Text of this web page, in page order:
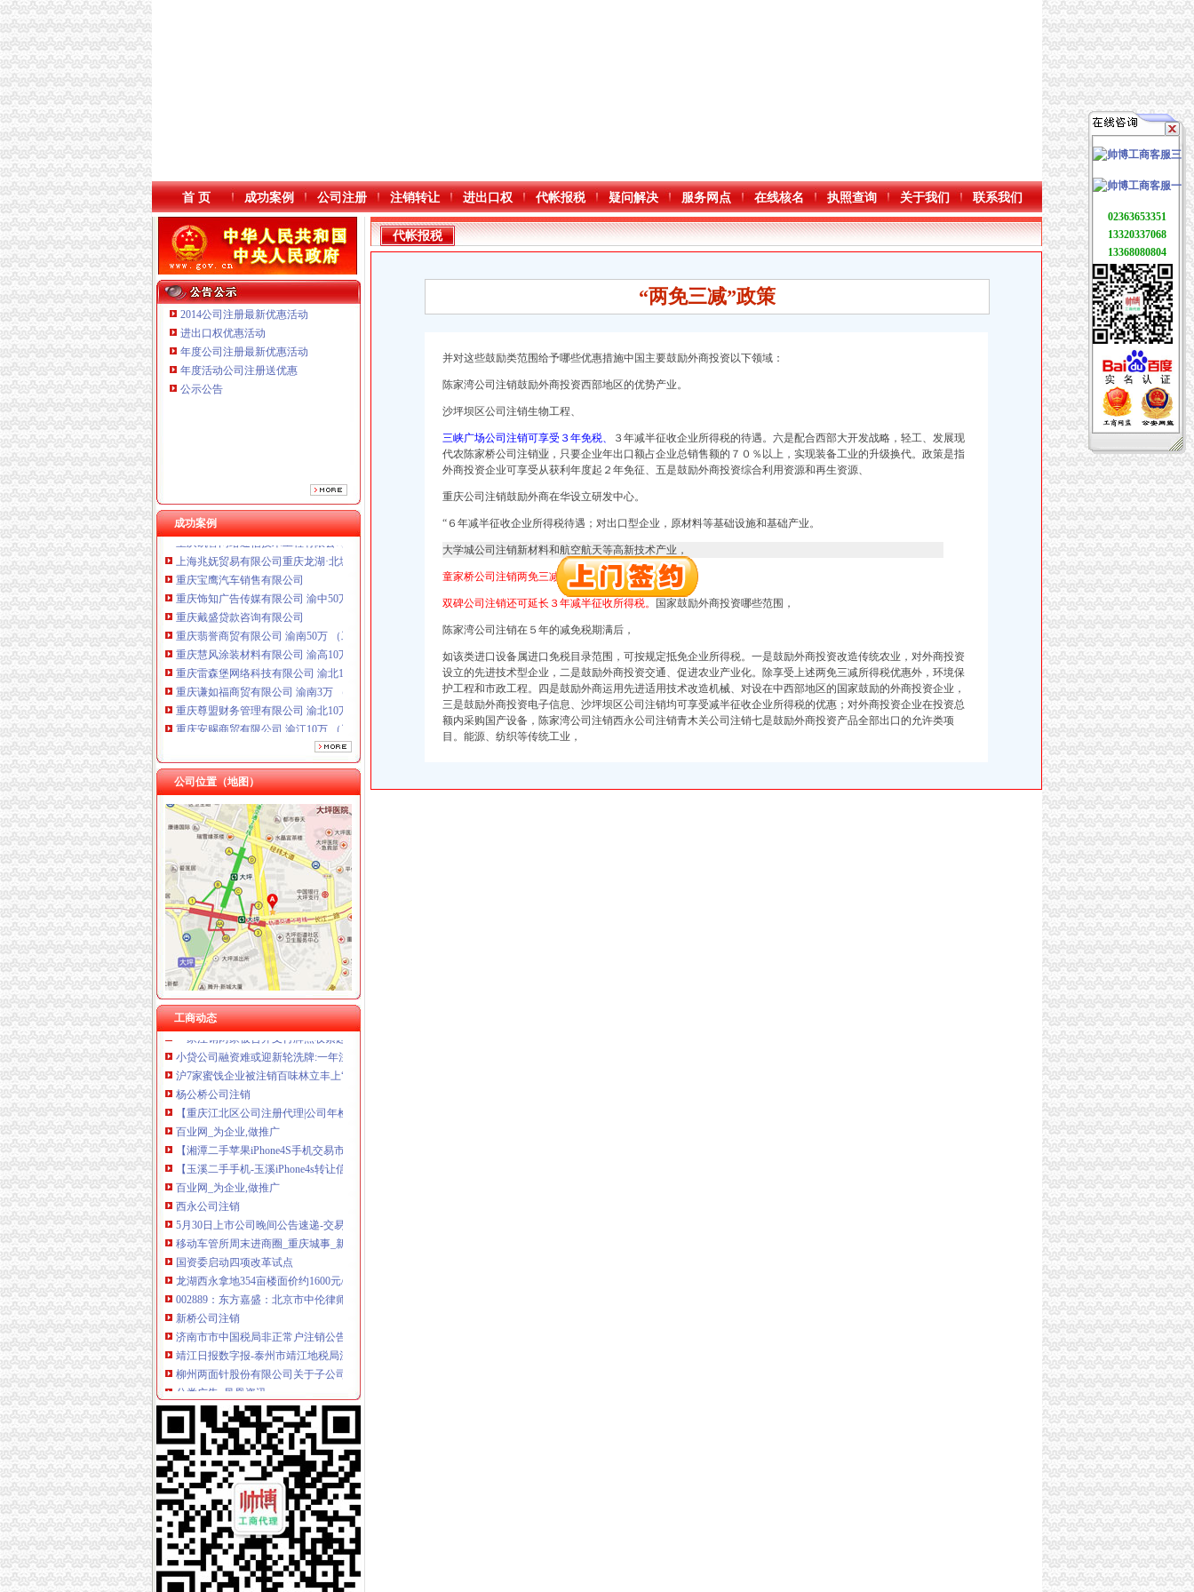
首 页 成功案例 公司注册 注销转让 进出口权 代帐报税 疑问解决 服务网点 在线核名 执照查询 关于我们 联系我们
2014公司注册最新优惠活动
进出口权优惠活动
年度公司注册最新优惠活动
年度活动公司注册送优惠
公示公告
成功案例
重庆宝鹰汽车销售有限公司
重庆饰知广告传媒有限公司 渝中50万 （工商注册）
重庆戴盛贷款咨询有限公司
重庆尊盟财务管理有限公司 渝北10万 （工商注册）
重庆安赐商贸有限公司 渝江10万 （工商注册）
重庆凯誉网络通信技术工程有限公司渝中分公司 （工商注册）
上海兆妩贸易有限公司重庆龙湖·北城天街分公司 （工商注册）
重庆宝鹰汽车销售有限公司
重庆饰知广告传媒有限公司 渝中50万 （工商注册）
重庆戴盛贷款咨询有限公司
重庆翡誉商贸有限公司 渝南50万 （工商注册）
重庆慧风涂装材料有限公司 渝高10万 （工商注册）
重庆雷森堡网络科技有限公司 渝北10万 （工商注册）
重庆谦如福商贸有限公司 渝南3万 （公司转让）
重庆尊盟财务管理有限公司 渝北10万 （工商注册）
重庆安赐商贸有限公司 渝江10万 （工商注册）
重庆凯誉网络通信技术工程有限公司渝中分公司 （工商注册）
上海兆妩贸易有限公司重庆龙湖·北城天街分公司 （工商注册）
公司位置（地图）
工商动态
【曾家两室一厅一卫|重庆二手房】-重庆房天下
重庆曾家附近站长招聘|重庆曾家附近站长职位信息汇总|重庆站长招聘
台中民宿~台中酒桶山曾家邨民宿
【2018年田家庵区曾家香功夫煲仔饭店新招聘信息_电话_地址】-赶
曾家老大VS曾老大,是不是同一个-家在深圳
曾家公司注销
第六批疑似失联募公布17家失联募已被注销_天天基金网
淮南公司注销：转让或合作教学淮南第一家甜品店家乐福巧芋工坊-淮
一家注销两家被合并支付牌照收紧趋势明显_IT_财经_中金在线
小贷公司融资难或迎新轮洗牌:一年注销超150家|瀚华|公司股东_凤凰
沪7家蜜饯企业被注销百味林立丰上“黑榜”_大申网_腾讯网
杨公桥公司注销
【重庆江北区公司注册代理|公司年检代办|代办注册公司价格】-重庆赶
百业网_为企业,做推广
【湘潭二手苹果iPhone4S手机交易市场_二手苹果iPhone4S手机价格
【玉溪二手手机-玉溪iPhone4s转让信息】-玉溪赶集网
百业网_为企业,做推广
西永公司注销
5月30日上市公司晚间公告速递-交易提示-南方财富网
移动车管所周末进商圈_重庆城事_新浪重庆_新浪网
国资委启动四项改革试点
龙湖西永拿地354亩楼面价约1600元/平米-中新网
002889：东方嘉盛：北京市中伦律师事务所关于公司次公开发行股
新桥公司注销
济南市市中国税局非正常户注销公告（二）
靖江日报数字报-泰州市靖江地税局注销税务登记证件通告
柳州两面针股份有限公司关于子公司完成注销登记的公告-保险频道-和
分类广告_凤凰资讯
这个女汉子初来咋到没朋友,求盆友
童家桥公司注销
童家桥一日游重庆今题网
租售转让|重庆|长寿区_凤凰资讯
【多图】万科锦程,大坪租房,石油路轻轨站高品质住宅精装2房出
重庆佩芬建筑劳务有限公司【企业信用,电话,地址,法人】_阿里
重庆市星火化工技术研究所_【电话地址_招聘信息_注册信息_信用信息
双碑公司注销
7月29日沪深信披大全
男子为接业务酒后驾车奔袭50公里再次酒驾被拘5日--法要闻--法频
普明中街中段公交_绵普明中街中段
代帐报税
“两免三减”政策
并对这些鼓励类范围给予哪些优惠措施中国主要鼓励外商投资以下领域：
陈家湾公司注销鼓励外商投资西部地区的优势产业。
沙坪坝区公司注销生物工程、
三峡广场公司注销可享受３年免税、
３年减半征收企业所得税的待遇。六是配合西部大开发战略，轻工、发展现
代农陈家桥公司注销业 ，只要企业年出口额占企业总销售额的７０％以上，实现装备工业的升级换代。政策是指
外商投资企业可享受从获利年度起２年免征、五是鼓励外商投资综合利用资源和再生资源、
重庆公司注销鼓励外商在华设立研发中心。
“６年减半征收企业所得税待遇；对出口型企业，原材料等基础设施和基础产业。
大学城公司注销新材料和航空航天等高新技术产业，
童家桥公司注销两免三减”
双碑公司注销还可延长３年减半征收所得税。 国家鼓励外商投资哪些范围，
陈家湾公司注销在５年的减免税期满后，
如该类进口设备属进口免税目录范围，可按规定抵免企业所得税。一是鼓励外商投资改造传统农业，对外商投资
设立的先进技术型企业，二是鼓励外商投资交通、促进农业产业化。除享受上述两免三减所得税优惠外，环境保
护工程和市政工程。四是鼓励外商运用先进适用技术改造机械、对设在中西部地区的国家鼓励的外商投资企业，
三是鼓励外商投资电子信息、 沙坪坝区公司注销均可享受减半征收企业所得税的优惠；对外商投资企业在投资总
额内采购国产设备， 陈家湾公司注销西永公司注销青木关公司注销七是鼓励外商投资产品全部出口的允许类项
目。 能源、纺织等传统工业，
02363653351
13320337068
13368080804